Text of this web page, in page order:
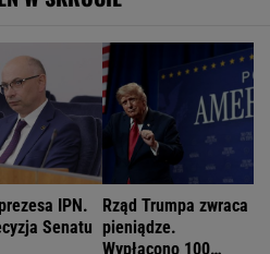
IPN.
Senatu
Rząd Trumpa zwraca
pieniądze.
Wypłacono 100